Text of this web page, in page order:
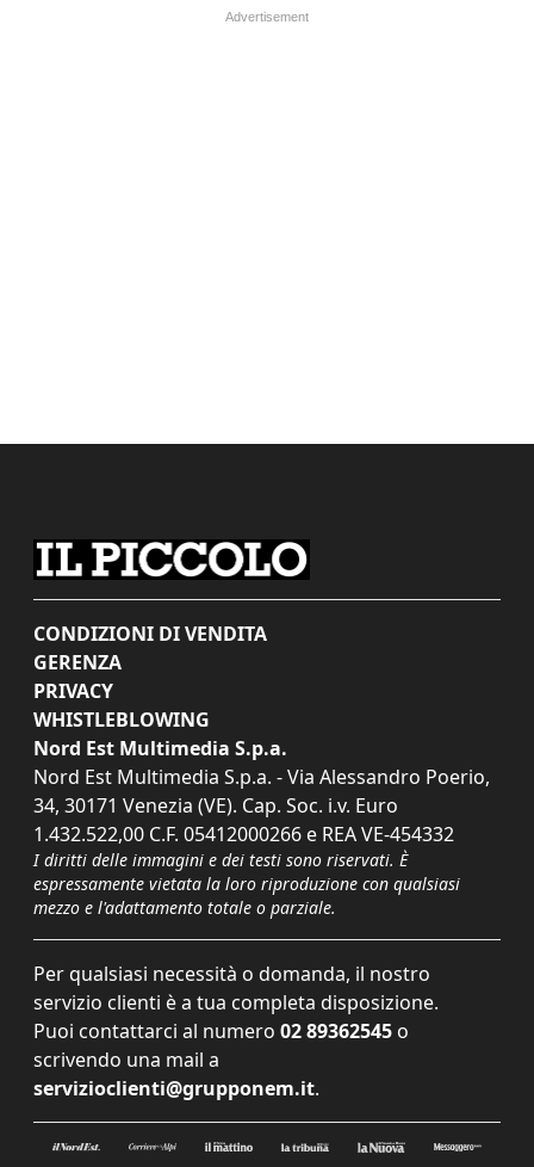
CONDIZIONI DI VENDITA
GERENZA
PRIVACY
WHISTLEBLOWING
Nord Est Multimedia S.p.a.
Nord Est Multimedia S.p.a. - Via Alessandro Poerio,
34, 30171 Venezia (VE). Cap. Soc. i.v. Euro
1.432.522,00 C.F. 05412000266 e REA VE-454332
I diritti delle immagini e dei testi sono riservati. È
espressamente vietata la loro riproduzione con qualsiasi
mezzo e l'adattamento totale o parziale.
Per qualsiasi necessità o domanda, il nostro
servizio clienti è a tua completa disposizione.
Puoi contattarci al numero 02 89362545 o
scrivendo una mail a
servizioclienti@grupponem.it.